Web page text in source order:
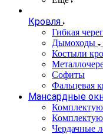
Кровля
Гибкая
Дымоходы
Костыли
Софиты
Фальцевая
Мансардные
Чердачные